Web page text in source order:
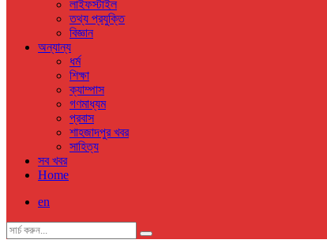
লাইফস্টাইল
তথ্য প্রযুক্তি
বিজ্ঞান
অন্যান্য
ধর্ম
শিক্ষা
ক্যাম্পাস
গণমাধ্যম
প্রবাস
শাহজাদপুর খবর
সাহিত্য
সব খবর
Home
en